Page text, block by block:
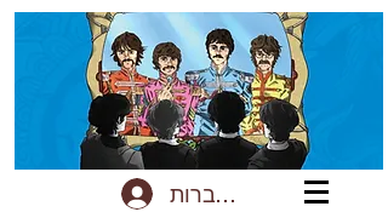
להתחברות